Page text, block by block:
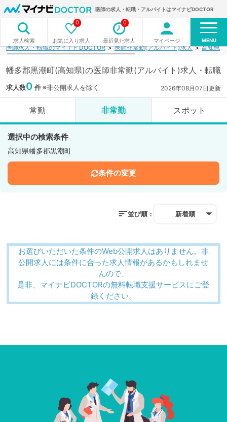
医師の求人・転職・アルバイトはマイナビDOCTOR
求人検索 お気に入り求人
0
最近見た求人
0
マイページ MENU
医師求人・転職のマイナビDOCTOR 医師非常勤(アルバイト)求人 高知県
幡多郡黒潮町(高知県)の医師非常勤(アルバイト)求人・転職
求人数0 件※非公開求人を除く 2026年08月07日更新
常勤 非常勤 スポット
選択中の検索条件
高知県幡多郡黒潮町
条件の変更
並び順： 新着順
お選びいただいた条件のWeb公開求人はありません。非
公開求人には条件に合った求人情報があるかもしれませ
んので、
是非、マイナビDOCTORの無料転職支援サービスにご登
録ください。